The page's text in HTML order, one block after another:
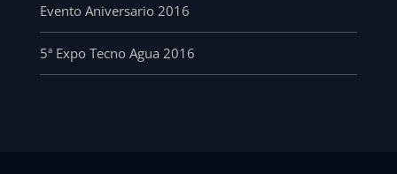
Evento Aniversario 2016
5ª Expo Tecno Agua 2016